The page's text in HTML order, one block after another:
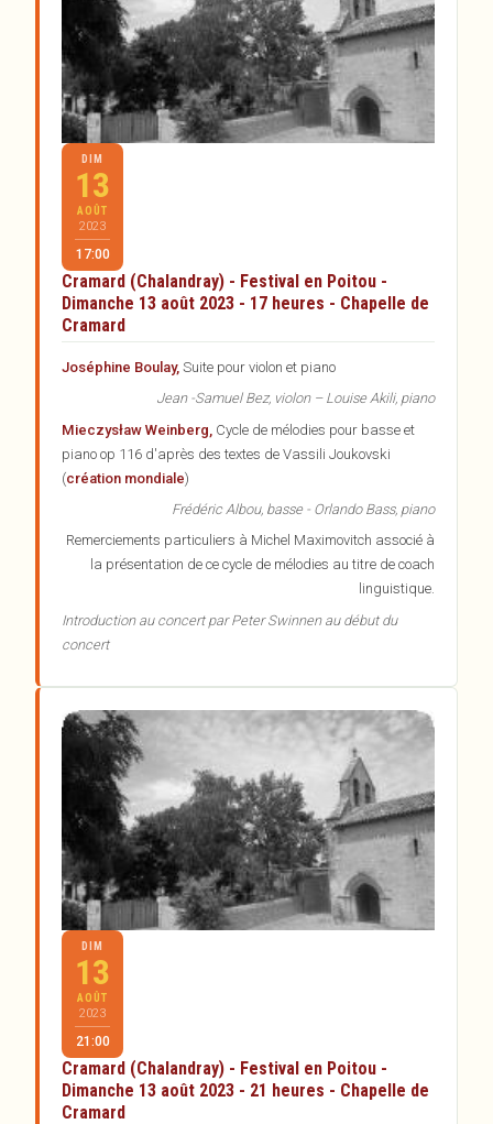
Réservations
Partenaires
Inscription à la newsletter
DIM
13
AOÛT
2023
17:00
Cramard (Chalandray) - Festival en Poitou -
Dimanche 13 août 2023 - 17 heures - Chapelle de
Cramard
Joséphine Boulay, Suite pour violon et piano
Jean -Samuel Bez, violon – Louise Akili, piano
Mieczysław Weinberg, Cycle de mélodies pour basse et
piano op 116 d'après des textes de Vassili Joukovski
(création mondiale)
Frédéric Albou, basse - Orlando Bass, piano
Remerciements particuliers à Michel Maximovitch associé à
la présentation de ce cycle de mélodies au titre de coach
linguistique.
Introduction au concert par Peter Swinnen au début du
concert
DIM
13
AOÛT
2023
21:00
Cramard (Chalandray) - Festival en Poitou -
Dimanche 13 août 2023 - 21 heures - Chapelle de
Cramard